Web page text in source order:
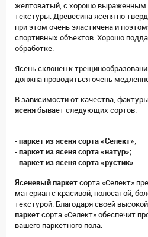
желтоватый, с хорошо выраженным
текстуры. Древесина ясеня по
при этом очень эластичена и
спортивных объектов. Хорошо
обработке.
Ясень склонен к
должна проводиться очень
В зависимости от качества,
ясеня бывает следующих сортов:
- паркет из ясеня сорта «Селект»;
- паркет из ясеня сорта «натур»;
- паркет из ясеня сорта «рустик».
Ясеневый паркет сорта «Селект»
материал с красивой, полосатой,
текстурой. Благодаря своей
паркет сорта «Селект» обеспечит
вашего паркетного пола.